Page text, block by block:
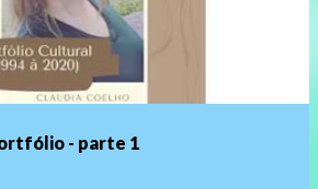
- parte 1